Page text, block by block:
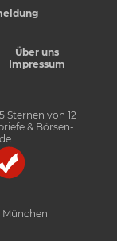
Über uns
Impressum
5Sternen von 12
& Börsen-
München